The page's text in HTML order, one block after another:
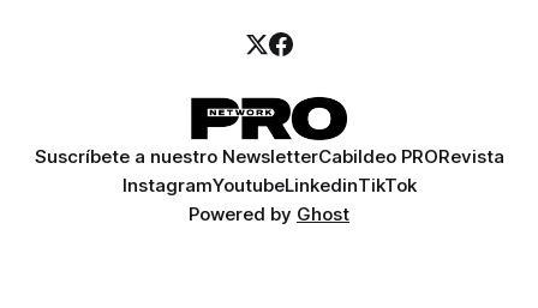
Suscríbete a nuestro NewsletterCabildeo PRORevista
InstagramYoutubeLinkedinTikTok
Powered by Ghost